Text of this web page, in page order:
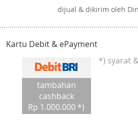
dijual & dikirim oleh
Kartu Debit & ePayment
tambahan
cashback
Rp 1.000.000 *)
*) syarat